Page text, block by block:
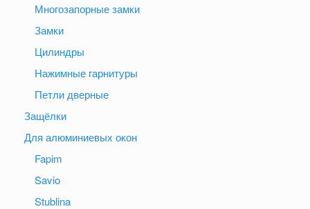
Многозапорные замки
Замки
Цилиндры
Нажимные гарнитуры
Петли дверные
Защёлки
Для алюминиевых окон
Fapim
Savio
Stublina